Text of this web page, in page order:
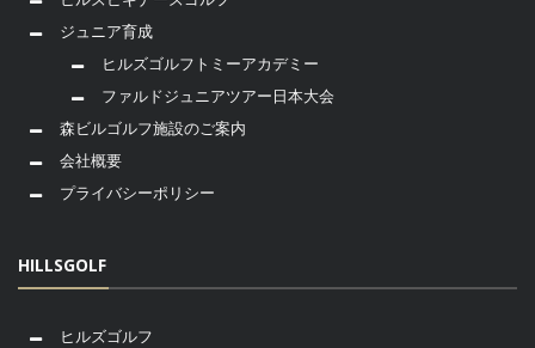
ジュニア育成
ヒルズゴルフトミーアカデミー
ファルドジュニアツアー日本大会
森ビルゴルフ施設のご案内
会社概要
プライバシーポリシー
HILLSGOLF
ヒルズゴルフ